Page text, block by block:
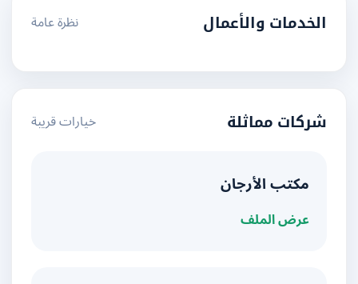
الخدمات والأعمال نظرة عامة
شركات مماثلة خيارات قريبة
مكتب الأرجان
عرض الملف